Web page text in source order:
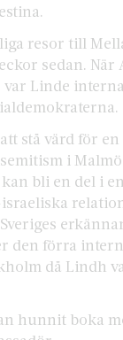
resor till
sedan. När
Linde
stå värd för
i
kan bli en del i
den förra
då Lindh
hunnit boka